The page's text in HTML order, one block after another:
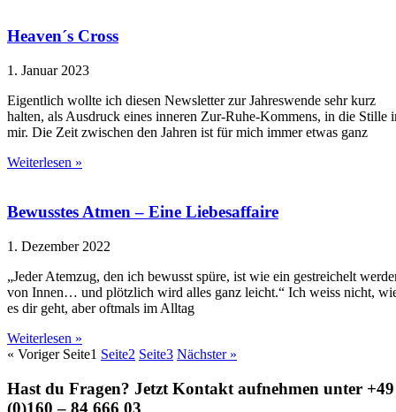
Heaven´s Cross
1. Januar 2023
Eigentlich wollte ich diesen Newsletter zur Jahreswende sehr kurz
halten, als Ausdruck eines inneren Zur-Ruhe-Kommens, in die Stille
mir. Die Zeit zwischen den Jahren ist für mich immer etwas ganz
Weiterlesen »
Bewusstes Atmen – Eine Liebesaffaire
1. Dezember 2022
„Jeder Atemzug, den ich bewusst spüre, ist wie ein gestreichelt
von Innen… und plötzlich wird alles ganz leicht.“ Ich weiss nicht,
es dir geht, aber oftmals im Alltag
Weiterlesen »
« Voriger Seite1 Seite2 Seite3 Nächster »
Hast du Fragen? Jetzt Kontakt aufnehmen unter +49
(0)160 – 84 666 03